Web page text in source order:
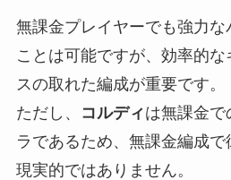
無課金プレイヤーでも強力な
ことは可能ですが、効率的
スの取れた編成が重要です。
ただし、
コルディは無課金で
ラであるため、無課金編成
現実的ではありません。